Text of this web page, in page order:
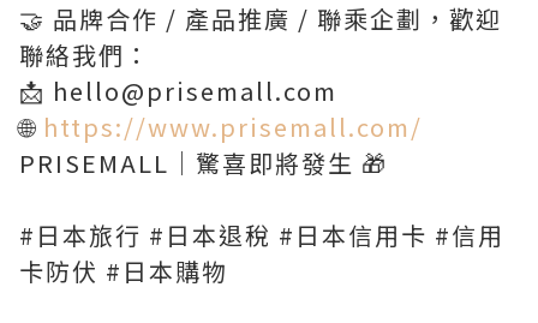
🤝 品牌合作 / 產品推廣 / 聯乘企劃，歡迎
聯絡我們：
📩 hello@prisemall.com
🌐 https://www.prisemall.com/
PRISEMALL｜驚喜即將發生 🎁
#日本旅行 #日本退稅 #日本信用卡 #信用
卡防伏 #日本購物